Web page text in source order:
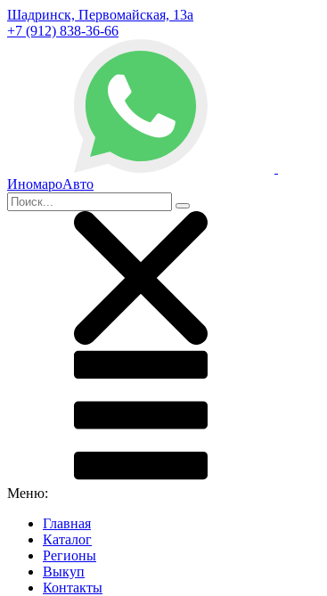
Шадринск, Первомайская, 13а
+7 (912) 838-36-66
ИномароАвто
Меню:
Главная
Каталог
Регионы
Выкуп
Контакты